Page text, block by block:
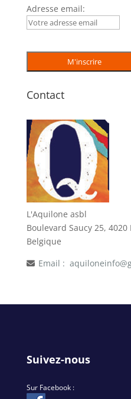
Adresse email:
Contact
L'Aquilone asbl
Boulevard Saucy 25, 4020
Belgique
Email :
Suivez-nous
Sur Facebook :